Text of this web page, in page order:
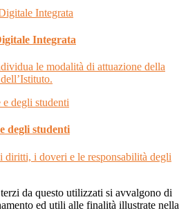
Integrata
le modalità di attuazione della
degli studenti
diritti, i doveri e le responsabilità degli
da questo utilizzati si avvalgono di
ed utili alle finalità illustrate nella